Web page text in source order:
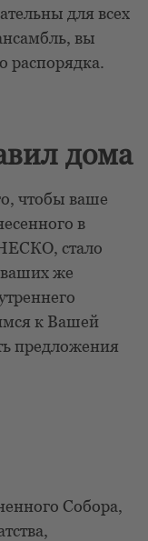
для всех
вы
распорядка.
дома
чтобы ваше
в
стало
же
к Вашей
предложения
Собора,